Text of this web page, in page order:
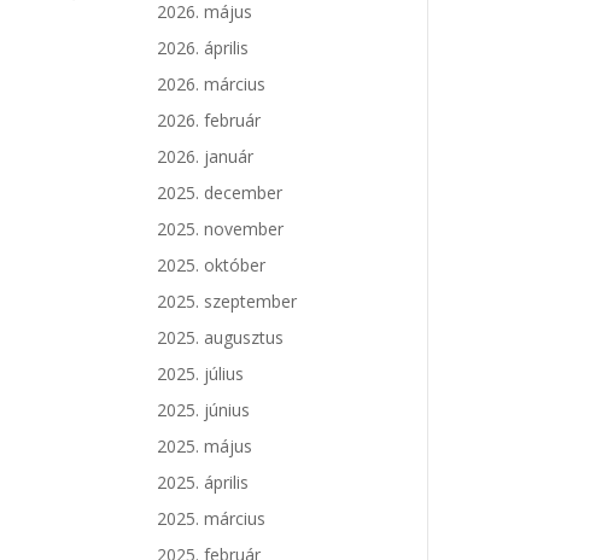
2026. május
2026. április
2026. március
2026. február
2026. január
2025. december
2025. november
2025. október
2025. szeptember
2025. augusztus
2025. július
2025. június
2025. május
2025. április
2025. március
2025. február